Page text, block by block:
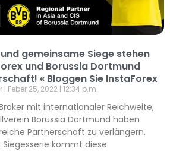
gemeinsame Siege stehen
und Borussia Dortmund
« Bloggen Sie InstaForex
Feber 25, 2022 12:34 p.m.
mit internationaler Reichweite,
Borussia Dortmund haben
Partnerschaft zu verlängern.
kommt diese